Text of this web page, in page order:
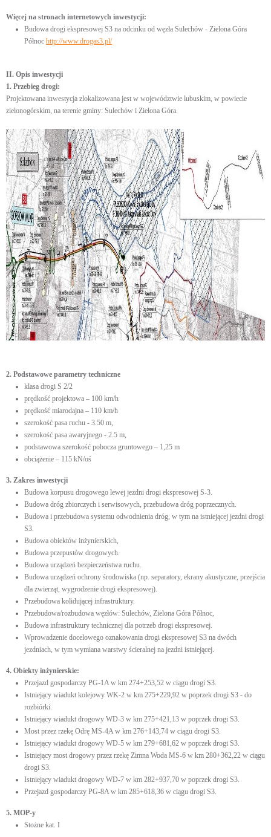
Więcej na stronach internetowych inwestycji:
Budowa drogi ekspresowej S3 na odcinku od węzła Sulechów - Zielona Góra
Północ http://www.drogas3.pl/
II. Opis inwestycji
1. Przebieg drogi:
Projektowana inwestycja zlokalizowana jest w województwie lubuskim, w powiecie
zielonogórskim, na terenie gminy: Sulechów i Zielona Góra.
2. Podstawowe parametry techniczne
klasa drogi S 2/2
prędkość projektowa – 100 km/h
prędkość miarodajna – 110 km/h
szerokość pasa ruchu - 3.50 m,
szerokość pasa awaryjnego - 2.5 m,
podstawowa szerokość pobocza gruntowego – 1,25 m
obciążenie – 115 kN/oś
3. Zakres inwestycji
Budowa korpusu drogowego lewej jezdni drogi ekspresowej S-3.
Budowa dróg zbiorczych i serwisowych, przebudowa dróg poprzecznych.
Budowa i przebudowa systemu odwodnienia dróg, w tym na istniejącej jezdni drogi
S3.
Budowa obiektów inżynierskich,
Budowa przepustów drogowych.
Budowa urządzeń bezpieczeństwa ruchu.
Budowa urządzeń ochrony środowiska (np. separatory, ekrany akustyczne, przejścia
dla zwierząt, wygrodzenie drogi ekspresowej).
Przebudowa kolidującej infrastruktury.
Przebudowa/rozbudowa węzłów: Sulechów, Zielona Góra Północ,
Budowa infrastruktury technicznej dla potrzeb drogi ekspresowej.
Wprowadzenie docelowego oznakowania drogi ekspresowej S3 na dwóch
jezdniach, w tym wymiana warstwy ścieralnej na jezdni istniejącej.
4. Obiekty inżynierskie:
Przejazd gospodarczy PG-1A w km 274+253,52 w ciągu drogi S3.
Istniejący wiadukt kolejowy WK-2 w km 275+229,92 w poprzek drogi S3 - do
rozbiórki.
Istniejący wiadukt drogowy WD-3 w km 275+421,13 w poprzek drogi S3.
Most przez rzekę Odrę MS-4A w km 276+143,74 w ciągu drogi S3.
Istniejący wiadukt drogowy WD-5 w km 279+681,62 w poprzek drogi S3.
Istniejący most drogowy przez rzekę Zimna Woda MS-6 w km 280+362,22 w ciągu
drogi S3.
Istniejący wiadukt drogowy WD-7 w km 282+937,70 w poprzek drogi S3.
Przejazd gospodarczy PG-8A w km 285+618,36 w ciągu drogi S3.
5. MOP-y
Stożne kat. I